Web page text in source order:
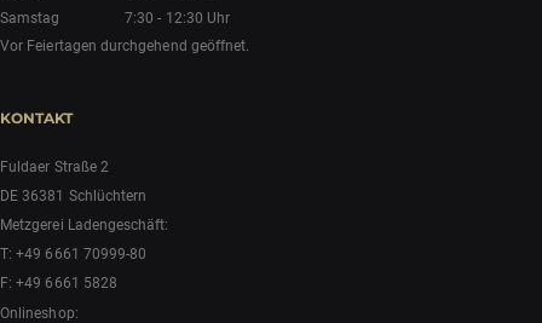
Samstag
7:30 - 12:30 Uhr
Vor Feiertagen durchgehend geöffnet.
KONTAKT
Fuldaer Straße 2
DE 36381 Schlüchtern
Metzgerei Ladengeschäft:
T:+49 6661 70999-80
F: +49 6661 5828
Onlineshop: